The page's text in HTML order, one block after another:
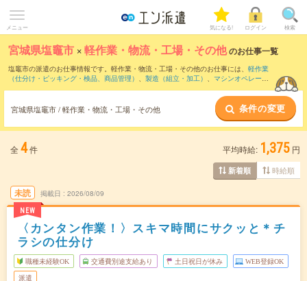
メニュー 気になる! ログイン 検索
宮城県塩竈市 ×軽作業・物流・工場・その他のお仕事一覧
塩竈市の派遣のお仕事情報です。軽作業・物流・工場・その他のお仕事には、 軽作業
（仕分け・ピッキング・検品、商品管理） 、 製造（組立・加工） 、 マシンオペレータ
宮城県塩竈市 / 軽作業・物流・工場・その他 条件の変更
全 4件 平均時給: 1,375 円
新着順 時給順
未読
NEW
掲載日 2026/08/09
〈カンタン作業！〉スキマ時間にサクッと＊チ
ラシの仕分け
職種未経験OK 交通費別途支給あり 土日祝日が休み WEB登録OK
派遣